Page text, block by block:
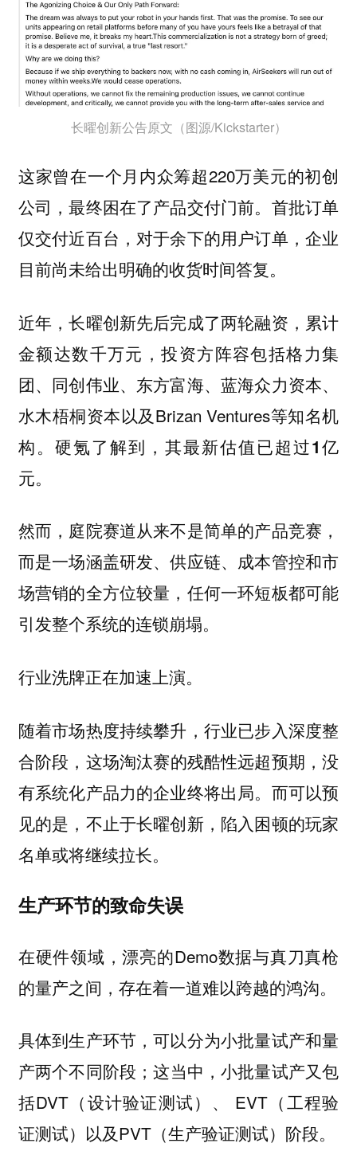
长曜创新公告原文（图源/Kickstarter）
这家曾在一个月内众筹超220万美元的初创
公司，最终困在了产品交付门前。首批订单
仅交付近百台，对于余下的用户订单，企业
目前尚未给出明确的收货时间答复。
近年，长曜创新先后完成了两轮融资，累计
金额达数千万元，投资方阵容包括格力集
团、同创伟业、东方富海、蓝海众力资本、
水木梧桐资本以及Brizan Ventures等知名机
构。硬氪了解到， 其最新估值已超过1亿
元。
然而，庭院赛道从来不是简单的产品竞赛，
而是一场涵盖研发、供应链、成本管控和市
场营销的全方位较量，任何一环短板都可能
引发整个系统的连锁崩塌。
行业洗牌正在加速上演。
随着市场热度持续攀升，行业已步入深度整
合阶段， 这场淘汰赛的残酷性远超预期，没
有系统化产品力的企业终将出局。而可以预
见的是，不止于长曜创新，陷入困顿的玩家
名单或将继续拉长。
生产环节的致命失误
在硬件领域，漂亮的Demo数据与真刀真枪
的量产之间，存在着一道难以跨越的鸿沟。
具体到生产环节，可以分为小批量试产和量
产两个不同阶段；这当中，小批量试产又包
括DVT（设计验证测试）、 EVT（工程验
证测试）以及PVT（生产验证测试）阶段。